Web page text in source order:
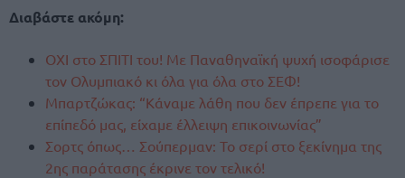
Διαβάστε ακόμη:
ΟΧΙ στο ΣΠΙΤΙ του! Με Παναθηναϊκή ψυχή ισοφάρισε
τον Ολυμπιακό κι όλα για όλα στο ΣΕΦ!
Μπαρτζώκας: “Κάναμε λάθη που δεν έπρεπε για το
επίπεδό μας, είχαμε έλλειψη επικοινωνίας”
Σορτς όπως… Σούπερμαν: Το σερί στο ξεκίνημα της
2ης παράτασης έκρινε τον τελικό!